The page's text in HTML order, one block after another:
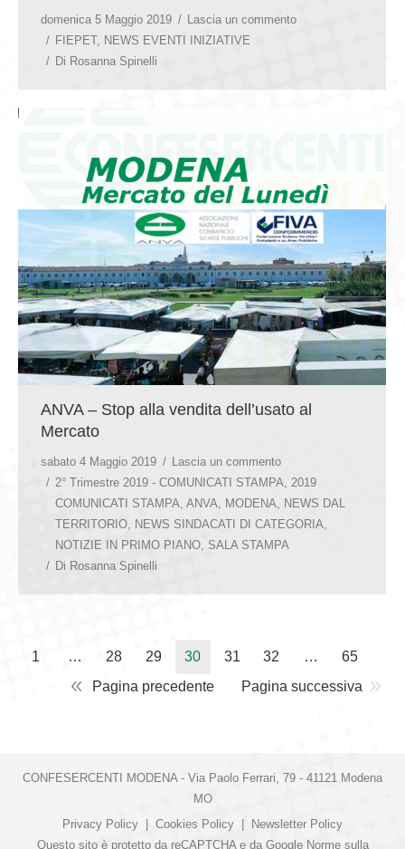
domenica 5 Maggio 2019
Lascia un commento
FIEPET, NEWS EVENTI INIZIATIVE
Di Rosanna Spinelli
ANVA – Stop alla vendita dell’usato al
Mercato
sabato 4 Maggio 2019
Lascia un commento
2° Trimestre 2019 - COMUNICATI STAMPA
2019
COMUNICATI STAMPA ANVA MODENA
NEWS DAL
TERRITORIO NEWS SINDACATI DI CATEGORIA
NOTIZIE IN PRIMO PIANO SALA STAMPA
Di Rosanna Spinelli
1 … 28 29 30 31 32 …
65
Pagina precedente
Pagina successiva
CONFESERCENTI MODENA - Via Paolo Ferrari, 79 - 41121 Modena
MO
Privacy Policy | Cookies Policy | Newsletter Policy
Questo sito è protetto da reCAPTCHA e da Google Norme sulla